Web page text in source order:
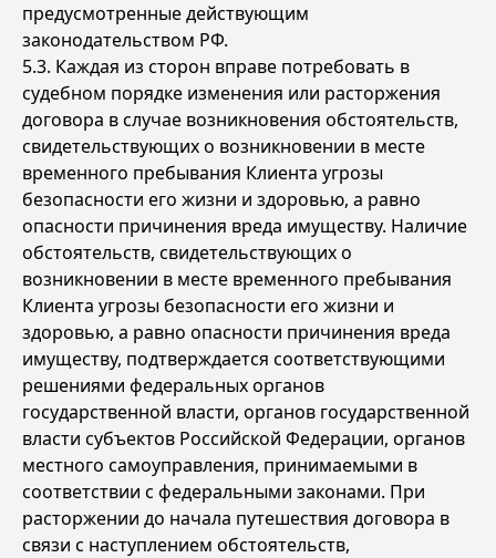
предусмотренные действующим
законодательством РФ.
5.3. Каждая из сторон вправе потребовать в
судебном порядке изменения или расторжения
договора в случае возникновения обстоятельств,
свидетельствующих о возникновении в месте
временного пребывания Клиента угрозы
безопасности его жизни и здоровью, а равно
опасности причинения вреда имуществу. Наличие
обстоятельств, свидетельствующих о
возникновении в месте временного пребывания
Клиента угрозы безопасности его жизни и
здоровью, а равно опасности причинения вреда
имуществу, подтверждается соответствующими
решениями федеральных органов
государственной власти, органов государственной
власти субъектов Российской Федерации, органов
местного самоуправления, принимаемыми в
соответствии с федеральными законами. При
расторжении до начала путешествия договора в
связи с наступлением обстоятельств,